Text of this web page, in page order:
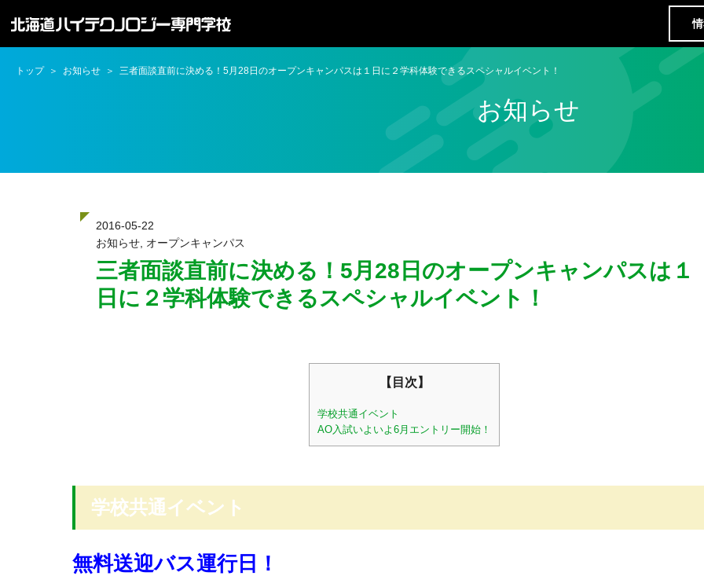
お知らせ
トップ お知らせ 三者面談直前に決める！5月28日のオープンキャンパスは１日に２学科体験できるスペシャルイベント！
2016-05-22
お知らせ オープンキャンパス
三者面談直前に決める！5月28日のオープンキャンパスは１
日に２学科体験できるスペシャルイベント！
【目次】
学校共通イベント
AO入試いよいよ6月エントリー開始！
学校共通イベント
無料送迎バス運行日！